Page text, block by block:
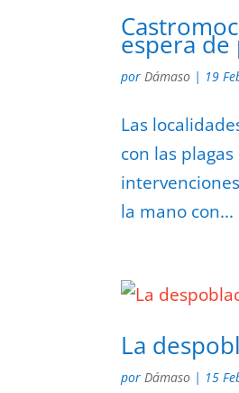
espera de
porDámaso | 19
Las
con las
la mano con...
La
porDámaso | 15